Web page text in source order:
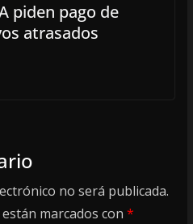
piden pago de
atrasados
no será publicada.
marcados con *